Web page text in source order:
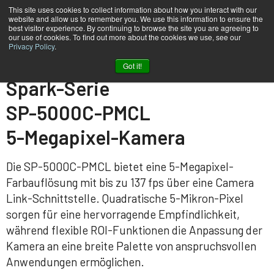
This site uses cookies to collect information about how you interact with our
website and allow us to remember you. We use this information to ensure the
best visitor experience. By continuing to browse the site you are agreeing to
our use of cookies. To find out more about the cookies we use, see our
Privacy Policy.
Got it!
Spark-Serie
SP-5000C-PMCL
5-Megapixel-Kamera
Die SP-5000C-PMCL bietet eine 5-Megapixel-
Farbauflösung mit bis zu 137 fps über eine Camera
Link-Schnittstelle. Quadratische 5-Mikron-Pixel
sorgen für eine hervorragende Empfindlichkeit,
während flexible ROI-Funktionen die Anpassung der
Kamera an eine breite Palette von anspruchsvollen
Anwendungen ermöglichen.